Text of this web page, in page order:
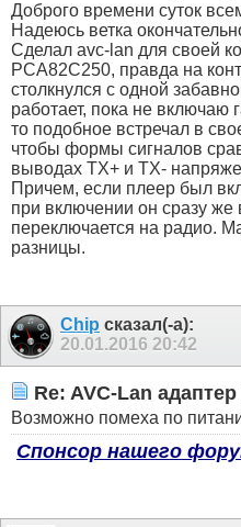
Доброго времени суток
Надеюсь ветка
Сделал avc-lan для своей
PCA82C250, правда на
столкнулся с одной
работает, пока не включаю
то подобное встречал в
чтобы формы сигналов
выводах ТХ+ и ТХ-
Причем, если плеер был
при включении он сразу же
переключается на радио.
разницы.
Chip сказал(-а):
20.01.2016 20:42
Re: AVC-Lan
Возможно помеха по
Спонсор нашего